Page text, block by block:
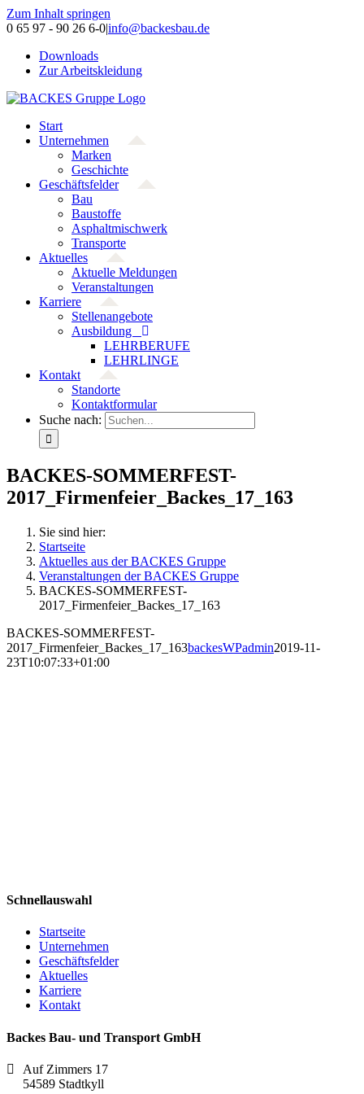
Zum Inhalt springen
0 65 97 - 90 26 6-0|info@backesbau.de
Downloads
Zur Arbeitskleidung
Start
Unternehmen
Marken
Geschichte
Geschäftsfelder
Bau
Baustoffe
Asphaltmischwerk
Transporte
Aktuelles
Aktuelle Meldungen
Veranstaltungen
Karriere
Stellenangebote
Ausbildung
LEHRBERUFE
LEHRLINGE
Kontakt
Standorte
Kontaktformular
Suche nach:
BACKES-SOMMERFEST-
2017_Firmenfeier_Backes_17_163
Sie sind hier:
Startseite
Aktuelles aus der BACKES Gruppe
Veranstaltungen der BACKES Gruppe
BACKES-SOMMERFEST-
2017_Firmenfeier_Backes_17_163
BACKES-SOMMERFEST-
2017_Firmenfeier_Backes_17_163backesWPadmin2019-11-
23T10:07:33+01:00
Schnellauswahl
Startseite
Unternehmen
Geschäftsfelder
Aktuelles
Karriere
Kontakt
Backes Bau- und Transport GmbH
Auf Zimmers 17
54589 Stadtkyll